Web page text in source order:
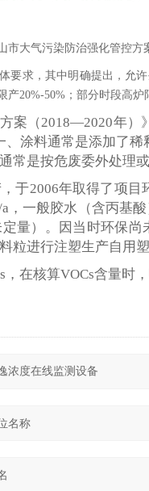
市大气污染防治强化管控方
要求，其中明确提出，允
20%-50%；部分时段高
案（2018—2020年）
、涂料通常是添加了
常是按危废委外处理
于2006年取得了项
，一般胶水（含丙基
量）。因当时环保
粒进行注塑生产自用
在核算VOCs含量时